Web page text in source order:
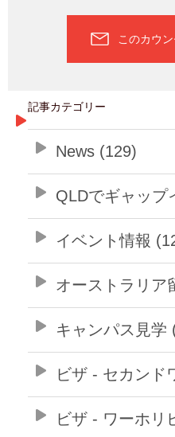
このカウ
記事カテゴリー
News (129)
QLDでギャップ
イベント情報
オーストラリア
キャンパス見学
ビザ - セカンド
ビザ - ワーホリ